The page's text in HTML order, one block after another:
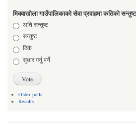
मिक्वाखोला गाउँपालिकाको सेवा प्रवाहमा कतिको
Choicesअति सन्तुष्ट
सन्तुष्ट
ठिकै
सुधार गर्नु पर्ने
Older polls
Results